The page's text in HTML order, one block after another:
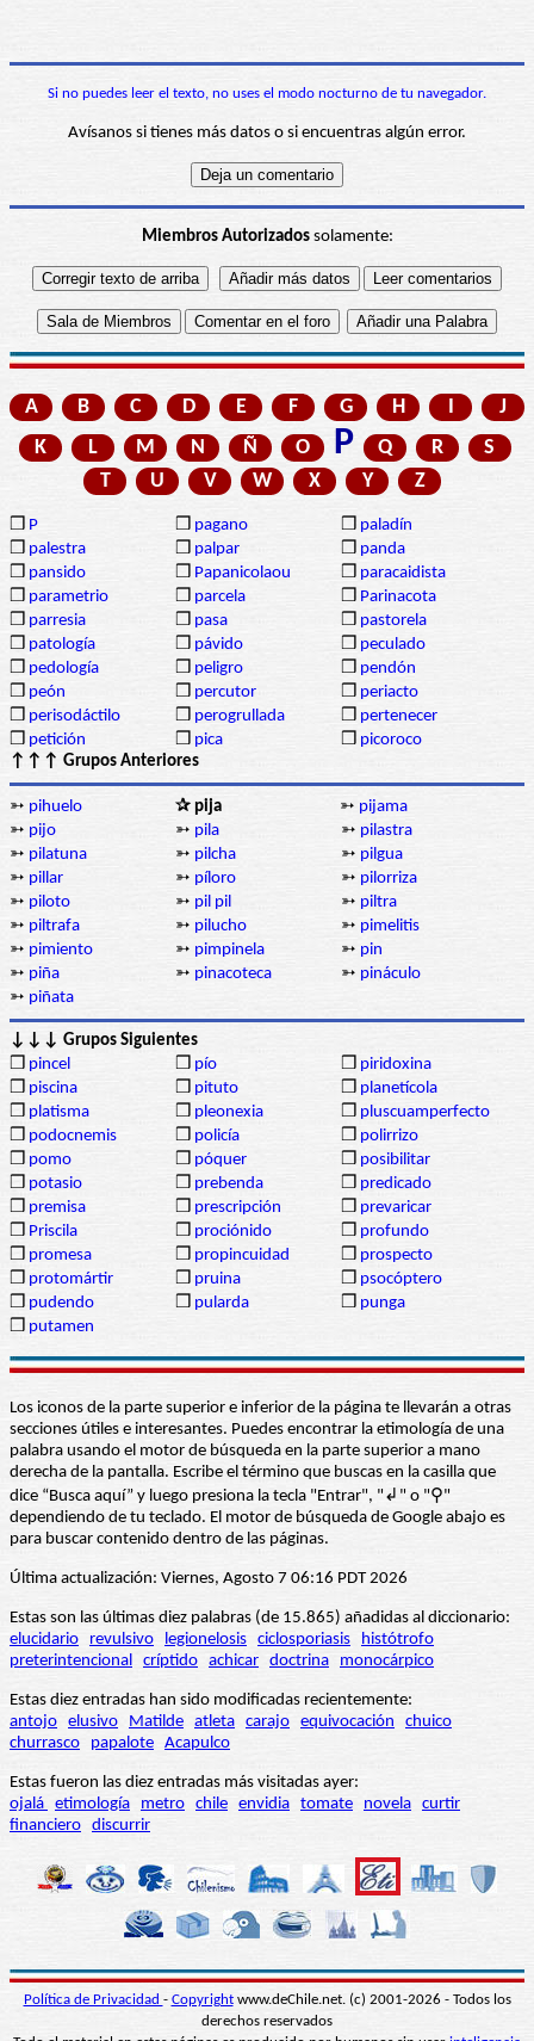
Si no puedes leer el texto, no uses el modo nocturno de tu navegador.
Avísanos si tienes más datos o si encuentras algún error.
Miembros Autorizadossolamente:
A B C D E F G H I
J
K
L M N Ñ O P Q R
S
T
U V W X Y Z
❒ P ❒ pagano ❒ paladín
❒ palestra ❒ palpar ❒ panda
❒ pansido ❒ Papanicolaou ❒ paracaidista
❒ parametrio ❒ parcela ❒ Parinacota
❒ parresia ❒ pasa ❒ pastorela
❒ patología ❒ pávido ❒ peculado
❒ pedología ❒ peligro ❒ pendón
❒ peón ❒ percutor ❒ periacto
❒ perisodáctilo ❒ perogrullada ❒ pertenecer
❒ petición ❒ pica ❒ picoroco
↑↑↑ Grupos Anteriores
➳ pihuelo ✰ pija ➳ pijama
➳ pijo ➳ pila ➳ pilastra
➳ pilatuna ➳ pilcha ➳ pilgua
➳ pillar ➳ píloro ➳ pilorriza
➳ piloto ➳ pil pil ➳ piltra
➳ piltrafa ➳ pilucho ➳ pimelitis
➳ pimiento ➳ pimpinela ➳ pin
➳ piña ➳ pinacoteca ➳ pináculo
➳ piñata
↓↓↓ Grupos Siguientes
❒ pincel ❒ pío ❒ piridoxina
❒ piscina ❒ pituto ❒ planetícola
❒ platisma ❒ pleonexia ❒ pluscuamperfecto
❒ podocnemis ❒ policía ❒ polirrizo
❒ pomo ❒ póquer ❒ posibilitar
❒ potasio ❒ prebenda ❒ predicado
❒ premisa ❒ prescripción ❒ prevaricar
❒ Priscila ❒ prociónido ❒ profundo
❒ promesa ❒ propincuidad ❒ prospecto
❒ protomártir ❒ pruina ❒ psocóptero
❒ pudendo ❒ pularda ❒ punga
❒ putamen
Los iconos de la parte superior e inferior de la página te llevarán a otras
secciones útiles e interesantes. Puedes encontrar la etimología de una
palabra usando el motor de búsqueda en la parte superior a mano
derecha de la pantalla. Escribe el término que buscas en la casilla que
dice “Busca aquí” y luego presiona la tecla "Entrar", "↲" o "⚲"
dependiendo de tu teclado. El motor de búsqueda de Google abajo es
para buscar contenido dentro de las páginas.
Última actualización: Viernes, Agosto 7 06:16 PDT 2026
Estas son las últimas diez palabras (de 15.865) añadidas al diccionario:
elucidario
revulsivo legionelosis ciclosporiasis
histótrofo
preterintencional críptido achicar doctrina monocárpico
Estas diez entradas han sido modificadas recientemente:
antojo elusivo Matilde atleta carajo equivocación
chuico
churrasco
papalote Acapulco
Estas fueron las diez entradas más visitadas ayer:
ojalá etimología metro chile envidia tomate novela curtir
financiero discurrir
Política de Privacidad - Copyrightwww.deChile.net. (c) 2001-2026 - Todos los
derechos reservados